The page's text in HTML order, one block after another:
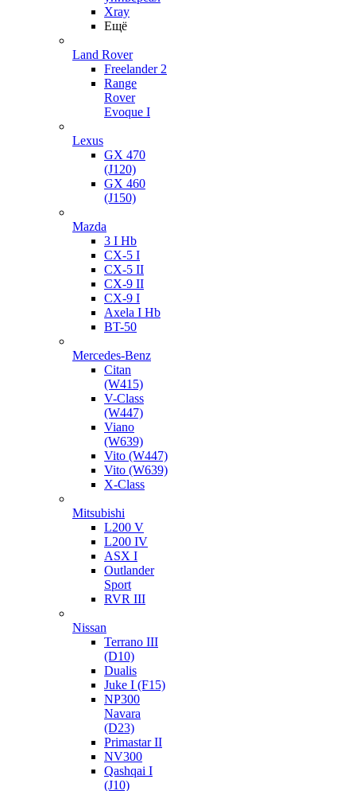
Xray
Ещё
Land Rover
Freelander 2
Range
Rover
Evoque I
Lexus
GX 470
(J120)
GX 460
(J150)
Mazda
3 I Hb
CX-5 I
CX-5 II
CX-9 II
CX-9 I
Axela I Hb
BT-50
Mercedes-Benz
Citan
(W415)
V-Class
(W447)
Viano
(W639)
Vito (W447)
Vito (W639)
X-Class
Mitsubishi
L200 V
L200 IV
ASX I
Outlander
Sport
RVR III
Nissan
Terrano III
(D10)
Dualis
Juke I (F15)
NP300
Navara
(D23)
Primastar II
NV300
Qashqai I
(J10)